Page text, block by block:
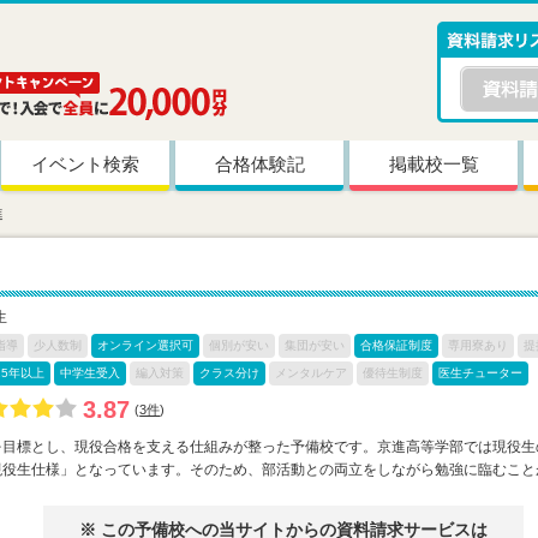
イベント検索 合格体験記 掲載校一覧
導 少人数制 オンライン選択可 個別が安い 集団が安い 合格保証制度 専用寮あり 提
年以上 中学生受入 編入対策 クラス分け メンタルケア 優待生制度 医生チューター
3.87 (3件)
標とし、現役合格を支える仕組みが整った予備校です。京進高等学部では現役
生仕様」となっています。そのため、部活動との両立をしながら勉強に臨むこ
※ この予備校への当サイトからの資料請求サービスは